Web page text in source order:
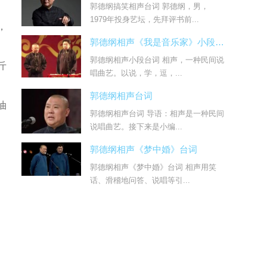
郭德纲搞笑相声台词 郭德纲，男，
1979年投身艺坛，先拜评书前...
郭德纲相声《我是音乐家》小段台词
郭德纲相声小段台词 相声，一种民间说
唱曲艺。以说，学，逗，...
郭德纲相声台词
郭德纲相声台词 导语：相声是一种民间
说唱曲艺。接下来是小编...
郭德纲相声《梦中婚》台词
郭德纲相声《梦中婚》台词 相声用笑
话、滑稽地问答、说唱等引...